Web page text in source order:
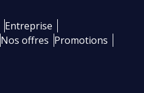
Entreprise
Nos offres Promotions